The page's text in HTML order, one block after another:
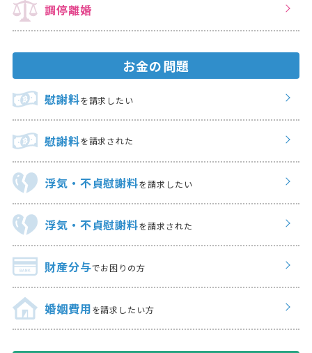
調停離婚
お金の問題
慰謝料を請求したい
慰謝料を請求された
浮気・不貞慰謝料を請求したい
浮気・不貞慰謝料を請求された
財産分与でお困りの方
婚姻費用を請求したい方